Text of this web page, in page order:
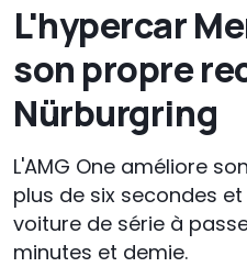
L'hypercar
son propre
Nürburgring
L'AMG One améliore
plus de six secondes
voiture de série à
minutes et demie.